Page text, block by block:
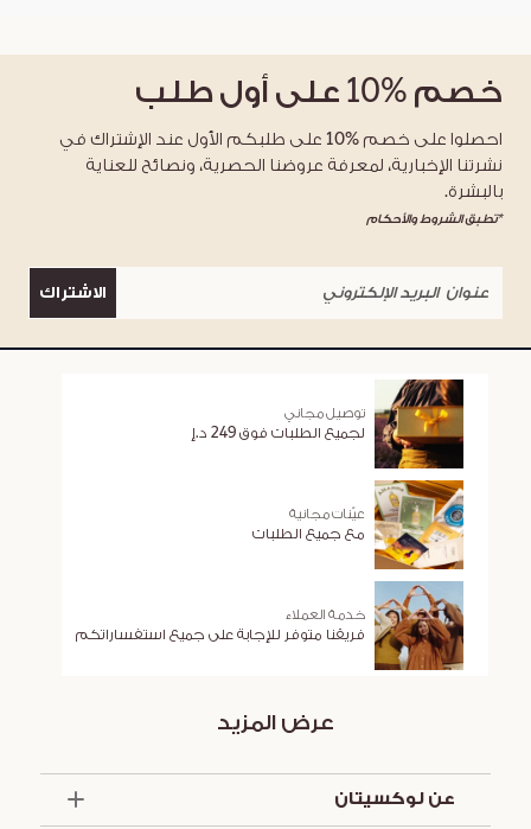
خصم %10 على أول طلب
احصلوا على خصم %10 على طلبكم الأول عند الإشتراك في
نشرتنا الإخبارية، لمعرفة عروضنا الحصرية، ونصائح للعناية
بالبشرة.
*تطبق الشروط والأحكام
الاشتراك
توصيل مجاني
لجميع الطلبات فوق 249 د.إ
عيّنات مجانية
مع جميع الطلبات
خدمة العملاء
فريقنا متوفر للإجابة على جميع استفساراتكم
عرض المزيد
عن لوكسيتان